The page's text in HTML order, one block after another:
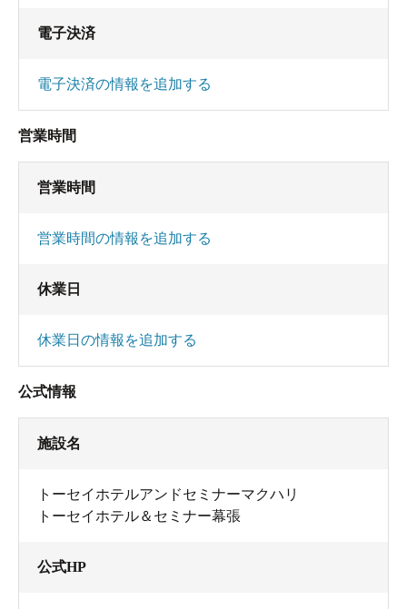
電子決済
電子決済の情報を追加する
営業時間
営業時間
営業時間の情報を追加する
休業日
休業日の情報を追加する
公式情報
施設名
トーセイホテルアンドセミナーマクハリ
トーセイホテル＆セミナー幕張
公式HP